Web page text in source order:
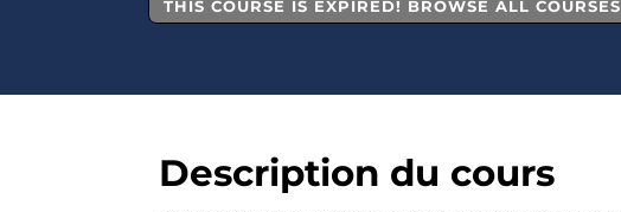
THIS COURSE IS EXPIRED! BROWSE ALL COURSES
Description du cours